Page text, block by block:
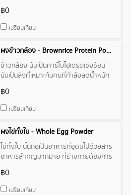
฿0
เปรียบเทียบ
ผงข้าวกล้อง - Brownrice Protein Powder
ข้าวกล้อง นับเป็นคาร์โบไฮเดรตเชิงซ้อน
นับเป็นสิ่งที่เหมาะกับคนที่กำลังลดน้ำหนัก
฿0
เปรียบเทียบ
ผงไข่ทั้งใบ - Whole Egg Powder
ไข่ทั้งใบ นั้นถือเป็นอาหารที่อุดมไปด้วยสาร
อาหารสำคัญมากมาย ที่ร่างกายต้องการ
ซึ่งมีประโยชน์ต่อสุขภาพหลายด้าน
฿0
เปรียบเทียบ